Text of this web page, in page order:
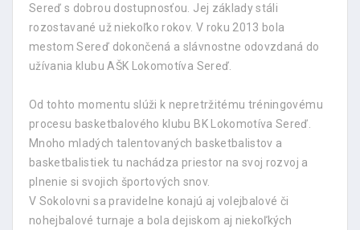
Sereď s dobrou dostupnosťou. Jej základy stáli
rozostavané už niekoľko rokov. V roku 2013 bola
mestom Sereď dokončená a slávnostne odovzdaná do
užívania klubu AŠK Lokomotíva Sereď.
Od tohto momentu slúži k nepretržitému tréningovému
procesu basketbalového klubu BK Lokomotíva Sereď.
Mnoho mladých talentovaných basketbalistov a
basketbalistiek tu nachádza priestor na svoj rozvoj a
plnenie si svojich športových snov.
V Sokolovni sa pravidelne konajú aj volejbalové či
nohejbalové turnaje a bola dejiskom aj niekoľkých